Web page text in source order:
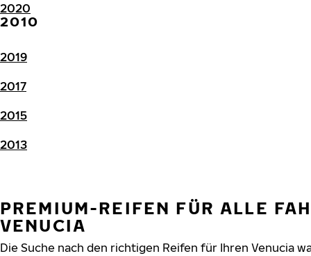
2020
2010
2019
2017
2015
2013
PREMIUM-REIFEN FÜR ALLE
VENUCIA
Die Suche nach den richtigen Reifen für Ihren Venucia